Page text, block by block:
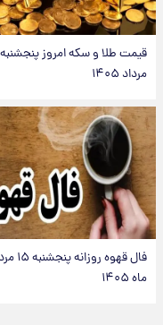
مرداد ۱۴۰۵
فال قهوه
ماه ۱۴۰۵